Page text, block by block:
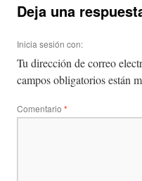
Deja una
Inicia sesión con:
Tu dirección de correo
campos obligatorios están
Comentario *